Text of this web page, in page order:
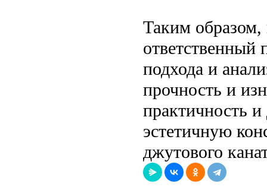
Таким образом,
ответственный
подхода и
прочность и
практичность
эстетичную
джутового